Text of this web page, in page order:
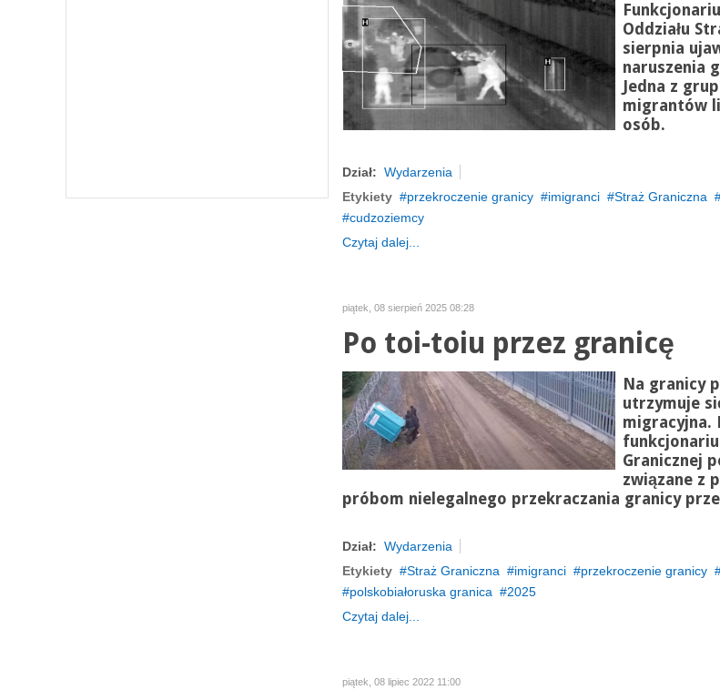
Oddziału
sierpnia
naruszenia
Jedna z
migrantów
osób.
Dział: Wydarzenia
Etykiety
przekroczenie granicy imigranci Straż Graniczna
cudzoziemcy
Czytaj dalej...
piątek, 08 sierpień 2025 08:28
Po toi-toiu przez granicę
Na granicy
utrzymuje
migracyjna.
Granicznej
związane z
próbom nielegalnego przekraczania granicy
Dział: Wydarzenia
Etykiety
Straż Graniczna imigranci przekroczenie granicy
polskobiałoruska granica
2025
Czytaj dalej...
piątek, 08 lipiec 2022 11:00